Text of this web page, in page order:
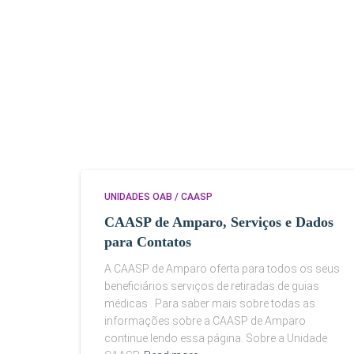
UNIDADES OAB / CAASP
CAASP de Amparo, Serviços e Dados
para Contatos
A CAASP de Amparo oferta para todos os seus
beneficiários serviços de retiradas de guias
médicas . Para saber mais sobre todas as
informações sobre a CAASP de Amparo
continue lendo essa página. Sobre a Unidade